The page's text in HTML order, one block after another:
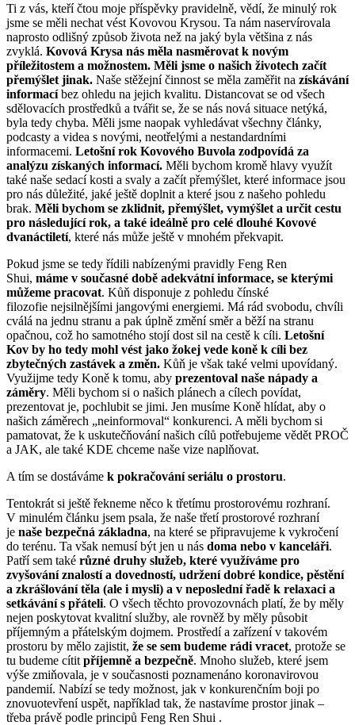
Ti z vás, kteří čtou moje příspěvky pravidelně, vědí, že minulý rok
jsme se měli nechat vést Kovovou Krysou. Ta nám naservírovala
naprosto odlišný způsob života než na jaký byla většina z nás
zvyklá. Kovová Krysa nás měla nasměrovat k novým
příležitostem a možnostem. Měli jsme o našich životech začít
přemýšlet jinak. Naše stěžejní činnost se měla zaměřit na získávání
informacíbez ohledu na jejich kvalitu. Distancovat se od všech
sdělovacích prostředků a tvářit se, že se nás nová situace netýká,
byla tedy chyba. Měli jsme naopak vyhledávat všechny články,
podcasty a videa s novými, neotřelými a nestandardními
informacemi. Letošní rok Kovového Buvola zodpovídá za
analýzu získaných informací. Měli bychom kromě hlavy využít
také naše sedací kosti a svaly a začít přemýšlet, které informace jsou
pro nás důležité, jaké ještě doplnit a které jsou z našeho pohledu
brak. Měli bychom se zklidnit, přemýšlet, vymýšlet a určit cestu
pro následující rok, a také ideálně pro celé dlouhé Kovové
dvanáctiletí, které nás může ještě v mnohém překvapit.
Pokud jsme se tedy řídili nabízenými pravidly Feng Ren
Shui, máme v současné době adekvátní informace, se kterými
můžeme pracovat. Kůň disponuje z pohledu čínské
filozofie nejsilnějšími jangovými energiemi. Má rád svobodu, chvíli
cválá na jednu stranu a pak úplně změní směr a běží na stranu
opačnou, což ho samotného stojí dost sil na cestě k cíli. Letošní
Kov by ho tedy mohl vést jako žokej vede koně k cíli bez
zbytečných zastávek a změn. Kůň je však také velmi upovídaný.
Využijme tedy Koně k tomu, aby prezentoval naše nápady a
záměry. Měli bychom si o našich plánech a cílech povídat,
prezentovat je, pochlubit se jimi. Jen musíme Koně hlídat, aby o
našich záměrech „neinformoval“ konkurenci. A měli bychom si
pamatovat, že k uskutečňování našich cílů potřebujeme vědět PROČ
a JAK, ale také KDE chceme naše vize naplňovat.
A tím se dostáváme k pokračování seriálu o prostoru.
Tentokrát si ještě řekneme něco k třetímu prostorovému rozhraní.
V minulém článku jsem psala, že naše třetí prostorové rozhraní
je naše bezpečná základna, na které se připravujeme k vykročení
do terénu. Ta však nemusí být jen u nás doma nebo v kanceláři.
Patří sem také různé druhy služeb, které využíváme pro
zvyšování znalostí a dovedností, udržení dobré kondice, pěstění
a zkrášlování těla (ale i mysli) a v neposlední řadě k relaxaci a
setkávání s přáteli. O všech těchto provozovnách platí, že by měly
nejen poskytovat kvalitní služby, ale rovněž by měly působit
příjemným a přátelským dojmem. Prostředí a zařízení v takovém
prostoru by mělo zajistit, že se sem budeme rádi vracet, protože se
tu budeme cítit příjemně a bezpečně. Mnoho služeb, které jsem
výše zmiňovala, je v současnosti poznamenáno koronavirovou
pandemií. Nabízí se tedy možnost, jak v konkurenčním boji po
znovuotevření uspět, například tak, že nastavíme prostor jinak –
třeba právě podle principů Feng Ren Shui .